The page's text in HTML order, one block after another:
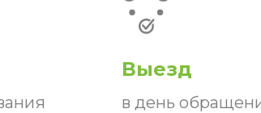
Выезд
в день